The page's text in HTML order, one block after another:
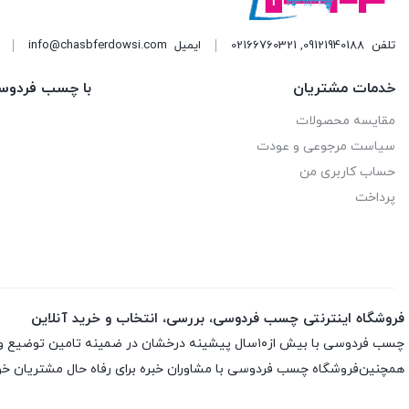
تلفن 09121940188
,
02166760321 ایمیل info@chasbferdowsi.com
خدمات مشتریان
مقایسه محصولات
سیاست مرجوعی و عودت
حساب کاربری من
پرداخت
با چسب
فروشگاه اینترنتی چسب فردوسی، بررسی، انتخاب و خرید آنلاین
چسب فردوسی با بیش از۱۰سال پیشینه درخشان در ضمینه تامین توضیع و پخش چسب و اسپری های تخصصی ارائه انواع اسپری ها و چسب های اورجینال و اصلی باضمانت اصلی بودن کالاست
همچنین‌فروشگاه چسب فردوسی با مشاوران خبره برای رفاه حال مشتریان